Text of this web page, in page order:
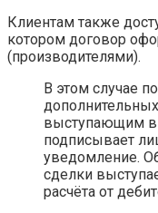
Клиентам также
котором договор
(производителями).
В этом случае
выступающим в
подписывает
уведомление.
сделки
расчёта от